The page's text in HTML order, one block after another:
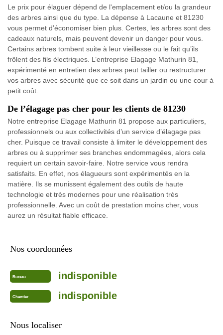
Le prix pour élaguer dépend de l'emplacement et/ou la grandeur
des arbres ainsi que du type. La dépense à Lacaune et 81230
vous permet d’économiser bien plus. Certes, les arbres sont des
cadeaux naturels, mais peuvent devenir un danger pour vous.
Certains arbres tombent suite à leur vieillesse ou le fait qu’ils
frôlent des fils électriques. L’entreprise Elagage Mathurin 81,
expérimenté en entretien des arbres peut tailler ou restructurer
vos arbres avec sécurité que ce soit dans un jardin ou une cour à
petit coût.
De l’élagage pas cher pour les clients de 81230
Notre entreprise Elagage Mathurin 81 propose aux particuliers,
professionnels ou aux collectivités d’un service d’élagage pas
cher. Puisque ce travail consiste à limiter le développement des
arbres ou à supprimer ses branches endommagées, alors cela
requiert un certain savoir-faire. Notre service vous rendra
satisfaits. En effet, nos élagueurs sont expérimentés en la
matière. Ils se munissent également des outils de haute
technologie et très modernes pour une réalisation très
professionnelle. Avec un coût de prestation moins cher, vous
aurez un résultat fiable efficace.
Nos coordonnées
Bureau indisponible
Chantier indisponible
Nous localiser